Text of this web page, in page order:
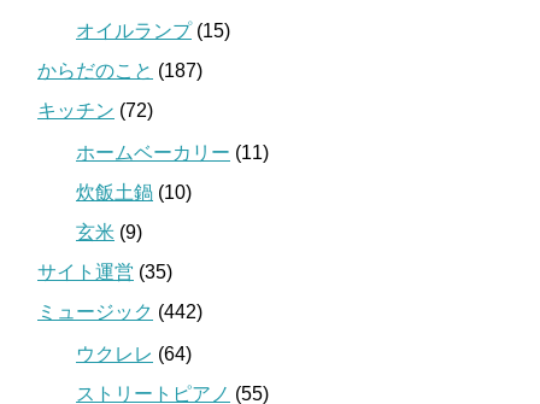
オイルランプ(15)
からだのこと (187)
キッチン (72)
ホームベーカリー (11)
炊飯土鍋 (10)
玄米 (9)
サイト運営 (35)
ミュージック (442)
ウクレレ (64)
ストリートピアノ (55)